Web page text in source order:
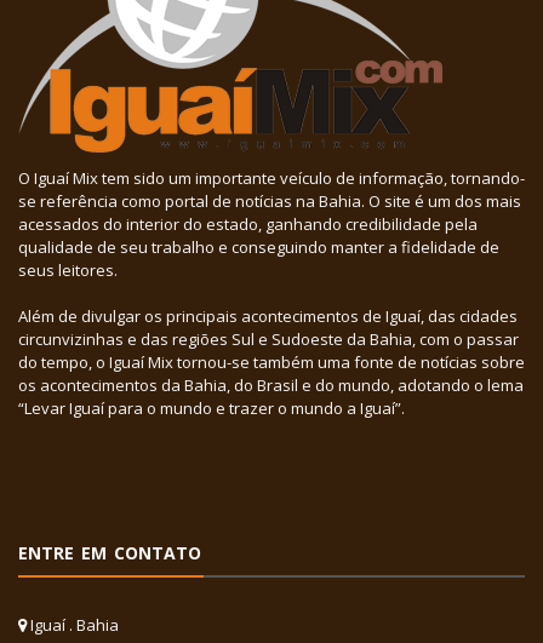
O Iguaí Mix tem sido um importante veículo de informação, tornando-
se referência como portal de notícias na Bahia. O site é um dos mais
acessados do interior do estado, ganhando credibilidade pela
qualidade de seu trabalho e conseguindo manter a fidelidade de
seus leitores.
Além de divulgar os principais acontecimentos de Iguaí, das cidades
circunvizinhas e das regiões Sul e Sudoeste da Bahia, com o passar
do tempo, o Iguaí Mix tornou-se também uma fonte de notícias sobre
os acontecimentos da Bahia, do Brasil e do mundo, adotando o lema
“Levar Iguaí para o mundo e trazer o mundo a Iguaí”.
ENTRE EM CONTATO
Iguaí . Bahia